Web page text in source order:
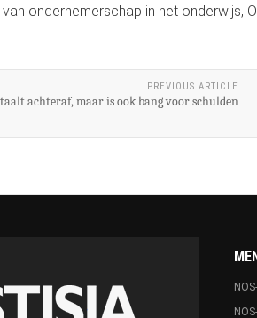
ondernemerschap in het onderwijs,
PREVIOUS ARTICLE
achteraf, maar is ook bang voor schulden